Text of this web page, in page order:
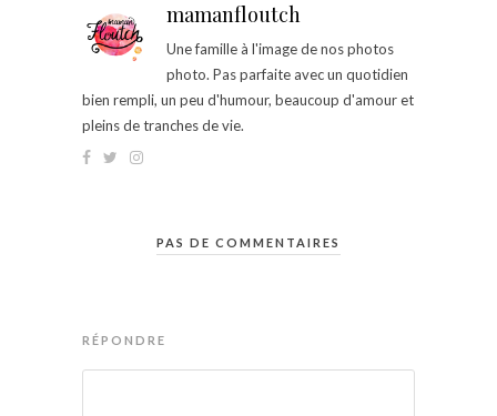
mamanfloutch
Une famille à l'image de nos photos
photo. Pas parfaite avec un quotidien
bien rempli, un peu d'humour, beaucoup d'amour et
pleins de tranches de vie.
PAS DE COMMENTAIRES
RÉPONDRE